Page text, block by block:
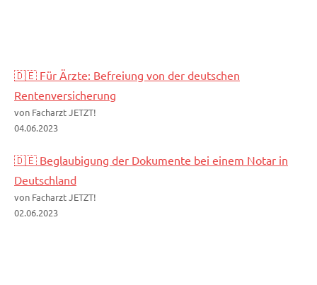
🇩🇪 Für Ärzte: Befreiung von der deutschen
Rentenversicherung
von Facharzt JETZT!
04.06.2023
🇩🇪 Beglaubigung der Dokumente bei einem Notar in
Deutschland
von Facharzt JETZT!
02.06.2023